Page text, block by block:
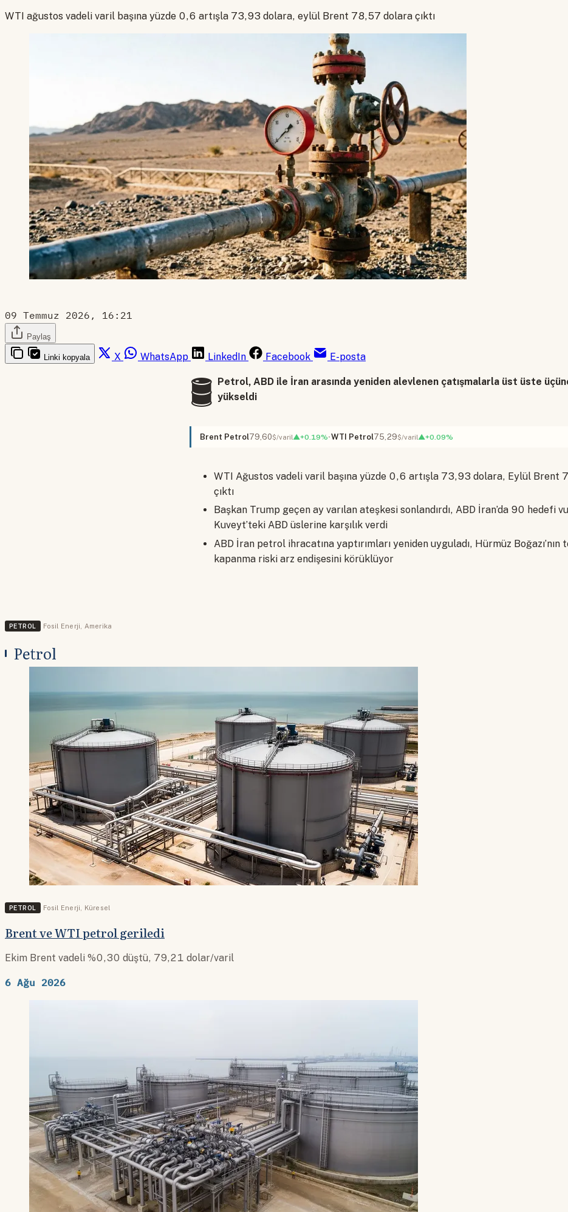
WTI ağustos vadeli varil başına yüzde 0,6 artışla 73,93 dolara, eylül Brent 78,57 dolara çıktı
09 Temmuz 2026, 16:21
Paylaş
Linki kopyala X WhatsApp LinkedIn Facebook E-posta
🛢️
Petrol, ABD ile İran arasında yeniden alevlenen çatışmalarla üst üste
yükseldi
Brent Petrol79,60$/varil▲+0.19% WTI Petrol75,29$/varil▲+0.09%
WTI Ağustos vadeli varil başına yüzde 0,6 artışla 73,93 dolara, Eylül Brent
çıktı
Başkan Trump geçen ay varılan ateşkesi sonlandırdı, ABD İran’da 90 hedefi
Kuveyt’teki ABD üslerine karşılık verdi
ABD İran petrol ihracatına yaptırımları yeniden uyguladı, Hürmüz Boğazı’nın
kapanma riski arz endişesini körüklüyor
PETROL Fosil Enerji Amerika
Petrol
PETROL Fosil Enerji Küresel
Brent ve WTI petrol geriledi
Ekim Brent vadeli %0,30 düştü, 79,21 dolar/varil
6 Ağu 2026